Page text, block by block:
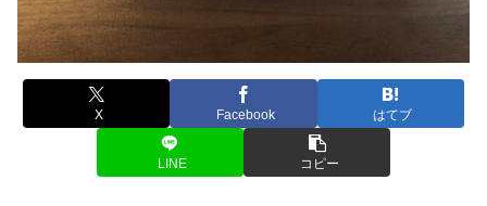
X Facebook はてブ
LINE コピー